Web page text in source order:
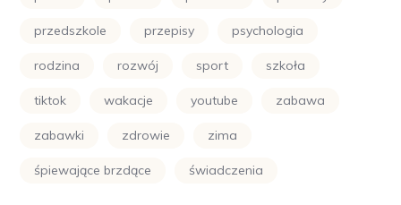
przedszkole przepisy psychologia
rodzina rozwój sport szkoła
tiktok wakacje youtube zabawa
zabawki zdrowie zima
śpiewające brzdące świadczenia